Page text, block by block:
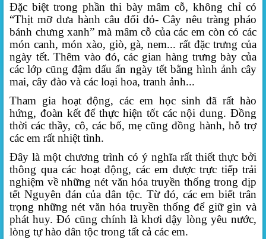
Đặc biệt trong phần thi bày mâm cỗ, không chỉ có
“Thịt mỡ dưa hành câu đối đỏ- Cây nêu tràng pháo
bánh chưng xanh” mà mâm cỗ của các em còn có các
món canh, món xào, giò, gà, nem... rất đặc trưng của
ngày tết. Thêm vào đó, các gian hàng trưng bày của
các lớp cũng đậm dấu ấn ngày tết bằng hình ảnh cây
mai, cây đào và các loại hoa, tranh ảnh...
Tham gia hoạt động, các em học sinh đã rất hào
hứng, đoàn kết để thực hiện tốt các nội dung. Đồng
thời các thầy, cô, các bố, mẹ cũng đồng hành, hỗ trợ
các em rất nhiệt tình.
Đây là một chương trình có ý nghĩa rất thiết thực bởi
thông qua các hoạt động, các em được trực tiếp trải
nghiệm về những nét văn hóa truyền thống trong dịp
tết Nguyên đán của dân tộc. Từ đó, các em biết trân
trọng những nét văn hóa truyền thống để giữ gìn và
phát huy. Đó cũng chính là khơi dậy lòng yêu nước,
lòng tự hào dân tộc trong tất cả các em.